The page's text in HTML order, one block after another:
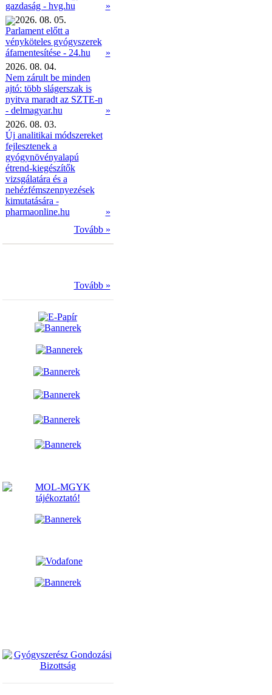
gazdaság - hvg.hu
»
2026. 08. 05.
Parlament előtt a
vényköteles gyógyszerek
áfamentesítése - 24.hu
»
2026. 08. 04.
Nem zárult be minden
ajtó: több slágerszak is
nyitva maradt az SZTE-n
- delmagyar.hu
»
2026. 08. 03.
Új analitikai módszereket
fejlesztenek a
gyógynövényalapú
étrend-kiegészítők
vizsgálatára és a
nehézfémszennyezések
kimutatására -
pharmaonline.hu
»
Tovább »
Tovább »